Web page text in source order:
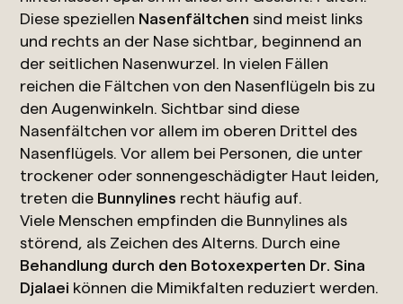
Diese speziellen Nasenfältchen sind meist links
und rechts an der Nase sichtbar, beginnend an
der seitlichen Nasenwurzel. In vielen Fällen
reichen die Fältchen von den Nasenflügeln bis zu
den Augenwinkeln. Sichtbar sind diese
Nasenfältchen vor allem im oberen Drittel des
Nasenflügels. Vor allem bei Personen, die unter
trockener oder sonnengeschädigter Haut leiden,
treten die Bunnylines recht häufig auf.
Viele Menschen empfinden die Bunnylines als
störend, als Zeichen des Alterns. Durch eine
Behandlung durch den Botoxexperten Dr. Sina
Djalaei können die Mimikfalten reduziert werden.